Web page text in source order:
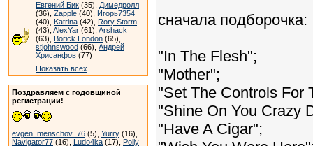
Евгений Бик (35), Димедролл
(36), Zapple (40), Игорь7354
(40), Katrina (42), Rory Storm
(43), AlexYar (61), Arshack
(63), Borick London (65),
stjohnswood (66), Андрей
Хрисанфов (77)
Показать всех
Поздравляем с годовщиной
регистрации!
evgen_menschov_76 (5), Yurry (16),
Navigator77 (16), Ludo4ka (17), Polly
сначала подборочка:
"In The Flesh";
"Mother";
"Set The Controls For
"Shine On You Crazy
"Have A Cigar";